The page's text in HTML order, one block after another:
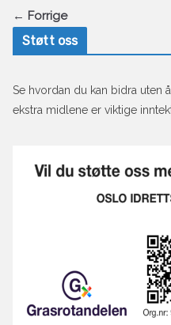
← Forrige
Støtt oss
Se hvordan du kan bidra uten
ekstra midlene er viktige